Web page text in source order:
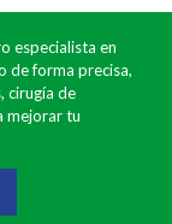
especialista en
de forma precisa,
cirugía de
mejorar tu